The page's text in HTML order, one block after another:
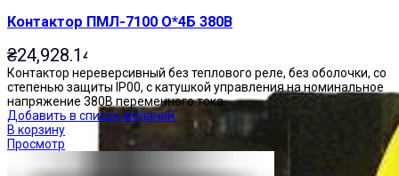
Контактор ПМЛ-7100 О*4Б 380В
₴24,928.14
Контактор нереверсивный без теплового реле, без оболочки, со
степенью защиты IP00, с катушкой управления на номинальное
напряжение 380В переменного тока.
Добавить в список желаний
В корзину
Просмотр